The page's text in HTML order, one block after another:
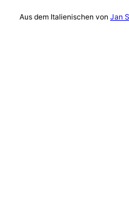
Aus dem Italienischen von Jan